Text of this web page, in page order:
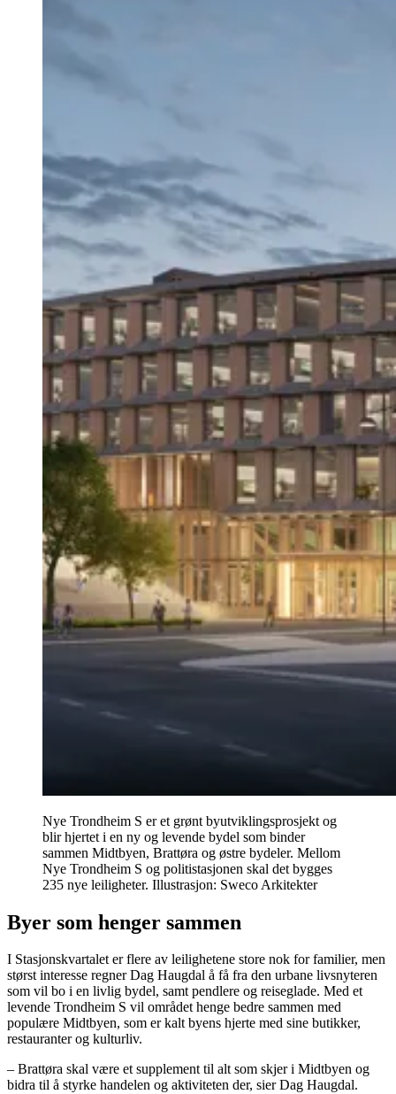
Nye Trondheim S er et grønt byutviklingsprosjekt og
blir hjertet i en ny og levende bydel som binder
sammen Midtbyen, Brattøra og østre bydeler. Mellom
Nye Trondheim S og politistasjonen skal det bygges
235 nye leiligheter. Illustrasjon: Sweco Arkitekter
Byer som henger sammen
I Stasjonskvartalet er flere av leilighetene store nok for familier, men
størst interesse regner Dag Haugdal å få fra den urbane livsnyteren
som vil bo i en livlig bydel, samt pendlere og reiseglade. Med et
levende Trondheim S vil området henge bedre sammen med
populære Midtbyen, som er kalt byens hjerte med sine butikker,
restauranter og kulturliv.
– Brattøra skal være et supplement til alt som skjer i Midtbyen og
bidra til å styrke handelen og aktiviteten der, sier Dag Haugdal.